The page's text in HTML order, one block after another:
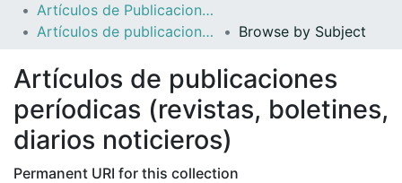
Collections
All of DSpace
Artículos de Publicaciones Períodicas
Artículos de publicaciones períodicas (revistas, boletines, diarios noticieros)
Browse by Subject
Artículos de publicaciones
períodicas (revistas, boletines,
diarios noticieros)
Permanent URI for this collection